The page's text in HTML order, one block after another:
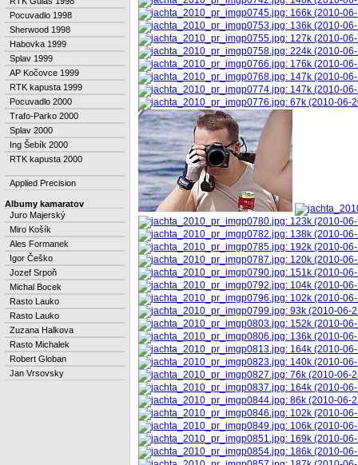
Pocuvadlo 1998
Sherwood 1998
Habovka 1999
Splav 1999
AP Kočovce 1999
RTK kapusta 1999
Pocuvadlo 2000
Trafo-Parko 2000
Splav 2000
Ing Šebík 2000
RTK kapusta 2000
Applied Precision
Albumy kamaratov
Juro Majerský
Miro Košík
Ales Formanek
Igor Češko
Jozef Srpoň
Michal Bocek
Rasto Lauko
Rasto Lauko
Zuzana Halkova
Rasto Michalek
Robert Globan
Jan Vrsovsky